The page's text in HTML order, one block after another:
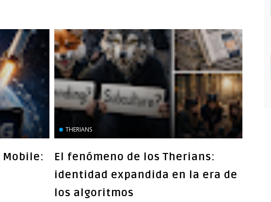
Mobile:
THERIANS
El fenómeno de los Therians:
identidad expandida en la era de
los algoritmos